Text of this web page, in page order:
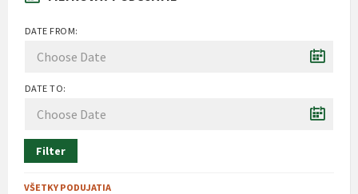
DATE FROM:
DATE TO:
Filter
VŠETKY PODUJATIA